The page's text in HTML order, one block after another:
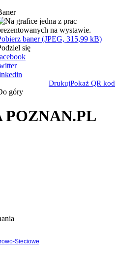
baner (JPEG, 315,99 kB)
się
DrukujPokaż QR kod
góry
Sieciowe